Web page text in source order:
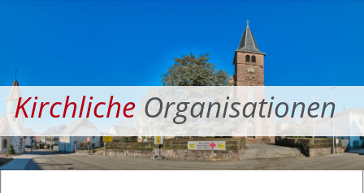
KirchlicheOrganisationen